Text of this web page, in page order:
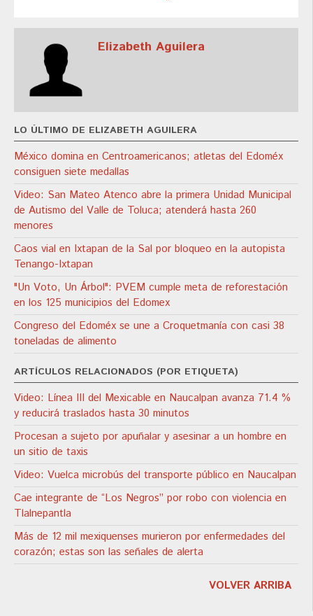
Elizabeth Aguilera
LO ÚLTIMO DE ELIZABETH AGUILERA
México domina en Centroamericanos; atletas del Edoméx
consiguen siete medallas
Video: San Mateo Atenco abre la primera Unidad Municipal
de Autismo del Valle de Toluca; atenderá hasta 260
menores
Caos vial en Ixtapan de la Sal por bloqueo en la autopista
Tenango-Ixtapan
"Un Voto, Un Árbol": PVEM cumple meta de reforestación
en los 125 municipios del Edomex
Congreso del Edoméx se une a Croquetmanía con casi 38
toneladas de alimento
ARTÍCULOS RELACIONADOS (POR ETIQUETA)
Video: Línea III del Mexicable en Naucalpan avanza 71.4 %
y reducirá traslados hasta 30 minutos
Procesan a sujeto por apuñalar y asesinar a un hombre en
un sitio de taxis
Video: Vuelca microbús del transporte público en Naucalpan
Cae integrante de “Los Negros” por robo con violencia en
Tlalnepantla
Más de 12 mil mexiquenses murieron por enfermedades del
corazón; estas son las señales de alerta
VOLVER ARRIBA